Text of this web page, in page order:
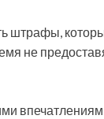
штрафы,
не